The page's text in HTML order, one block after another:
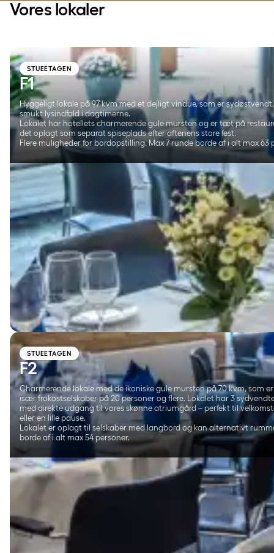
Vores lokaler
STUEETAGEN
F1
Hyggeligt lokale på 97 kvm med et dejligt vindue, som er
smukt lysindfald i dagtimerne.
Lokalet har hotellets charmerende gule mursten og er tæt på
det oplagt som separat spiseplads efter aftenens store fest.
Flere muligheder for bordopstilling. Max 7 runde borde af i alt max 63
STUEETAGEN
F2
Charmerende lokale med de ikoniske gule mursten på 70 kvm, som
især frokostselskaber på 20 personer og flere. Lokalet har 3
med direkte udgang til vores skønne atriumgård – perfekt til
eller en lille pause.
Lokalet er oplagt til selskaber med langbord og kan alternativt
borde af i alt max 54 personer.